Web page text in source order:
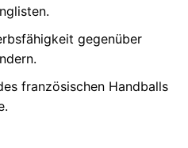
gegenüber
französischen Handballs